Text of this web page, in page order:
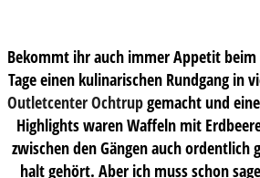
Bekommt ihr auch immer Appetit beim
Tage einen kulinarischen Rundgang in
Outletcenter Ochtrupgemacht und
Highlights waren Waffeln mit
zwischen den Gängen auch ordentlich
halt gehört. Aber ich muss schon